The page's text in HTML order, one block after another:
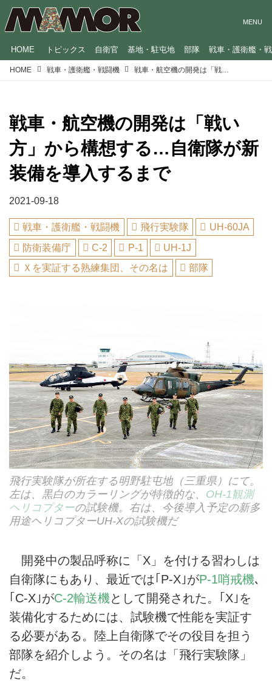
HOME トピックス 自衛官 基地・駐屯地 部隊 戦車・護衛艦・
HOME 戦車・護衛艦・戦闘機
戦車・航空機の開発は「戦い
方」から構想する…自衛隊が新
装備を導入するまで
2021-09-18
戦車・護衛艦・戦闘機 飛行実験隊
UH-60JA
防衛装備庁
C-2 P-1
UH-1J
Ｘを実証する熟練集団、その名は
部隊
飛行実験隊が所在する明野駐屯地（三重県）にて。
左は、黒白のカラーリングが特徴的な、 OH-1観測
ヘリコプターの試験機。右は、今後導入予定の新多
用途ヘリコプターUH-Xの試験機だ
開発中の製品呼称に「X」を付ける習わしは
自衛隊にもあり、最近では｢P-X｣がP-1哨戒機､
｢C-X｣がC-2輸送機として開発された。｢X｣を
装備化するためには、試験機で性能を実証す
る必要がある。陸上自衛隊でその役目を担う
部隊を紹介しよう。その名は「飛行実験隊」
だ。